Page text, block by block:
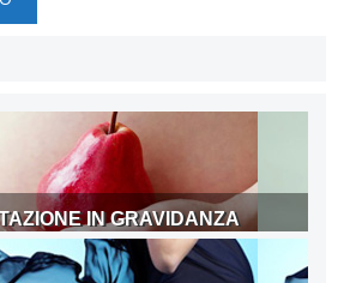
IN GRAVIDANZA